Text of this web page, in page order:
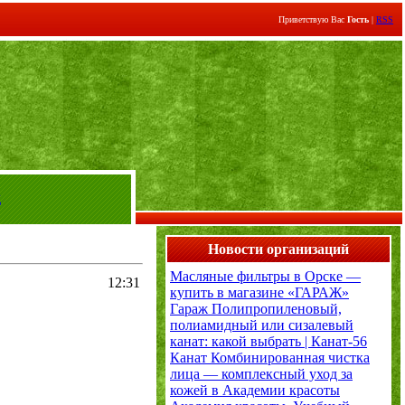
Приветствую Вас Гость | RSS
12:31
Новости организаций
Масляные фильтры в Орске —
купить в магазине «ГАРАЖ»
Гараж Полипропиленовый,
полиамидный или сизалевый
канат: какой выбрать | Канат-56
Канат Комбинированная чистка
лица — комплексный уход за
кожей в Академии красоты